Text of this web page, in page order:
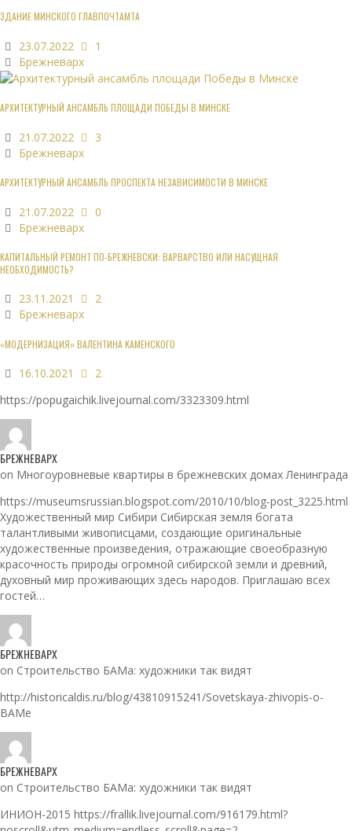
ЗДАНИЕ МИНСКОГО ГЛАВПОЧТАМТА
23.07.2022
1
Брежневарх
АРХИТЕКТУРНЫЙ АНСАМБЛЬ ПЛОЩАДИ ПОБЕДЫ В МИНСКЕ
21.07.2022
3
Брежневарх
АРХИТЕКТУРНЫЙ АНСАМБЛЬ ПРОСПЕКТА НЕЗАВИСИМОСТИ В МИНСКЕ
21.07.2022
0
Брежневарх
КАПИТАЛЬНЫЙ РЕМОНТ ПО-БРЕЖНЕВСКИ: ВАРВАРСТВО ИЛИ НАСУЩНАЯ
НЕОБХОДИМОСТЬ?
23.11.2021
2
Брежневарх
«МОДЕРНИЗАЦИЯ» ВАЛЕНТИНА КАМЕНСКОГО
16.10.2021
2
https://popugaichik.livejournal.com/3323309.html
БРЕЖНЕВАРХ
on Многоуровневые квартиры в брежневских домах Ленинграда
https://museumsrussian.blogspot.com/2010/10/blog-post_3225.html
Художественный мир Сибири Сибирская земля богата
талантливыми живописцами, создающие оригинальные
художественные произведения, отражающие своеобразную
красочность природы огромной сибирской земли и древний,
духовный мир проживающих здесь народов. Приглашаю всех
гостей…
БРЕЖНЕВАРХ
on Строительство БАМа: художники так видят
http://historicaldis.ru/blog/43810915241/Sovetskaya-zhivopis-o-
BAMe
БРЕЖНЕВАРХ
on Строительство БАМа: художники так видят
ИНИОН-2015 https://frallik.livejournal.com/916179.html?